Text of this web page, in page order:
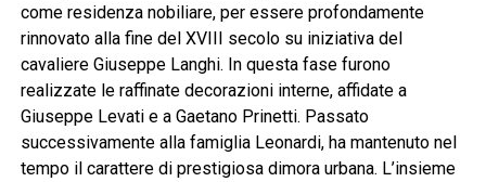
come residenza nobiliare, per essere profondamente
rinnovato alla fine del XVIII secolo su iniziativa del
cavaliere Giuseppe Langhi. In questa fase furono
realizzate le raffinate decorazioni interne, affidate a
Giuseppe Levati e a Gaetano Prinetti. Passato
successivamente alla famiglia Leonardi, ha mantenuto nel
tempo il carattere di prestigiosa dimora urbana. L’insieme